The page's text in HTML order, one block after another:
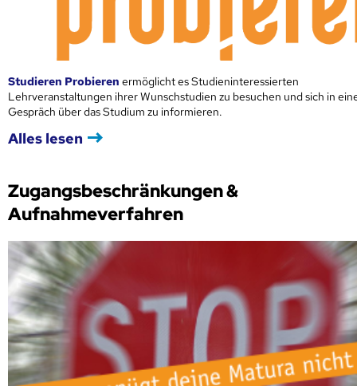
Studieren Probieren ermöglicht es Studieninteressierten
Lehrveranstaltungen ihrer Wunschstudien zu besuchen und sich in
Gespräch über das Studium zu informieren.
Alles lesen
Zugangsbeschränkungen &
Aufnahmeverfahren